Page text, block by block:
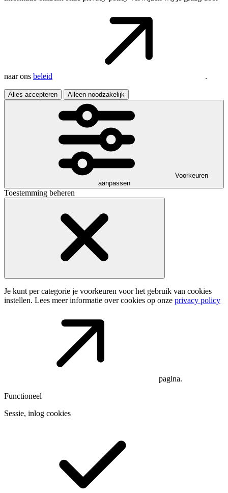
naar ons beleid .
Alles accepteren Alleen noodzakelijk
Voorkeuren
aanpassen
Toestemming beheren
Je kunt per categorie je voorkeuren voor het gebruik van cookies
instellen. Lees meer informatie over cookies op onze privacy policy
pagina.
Functioneel
Sessie, inlog cookies